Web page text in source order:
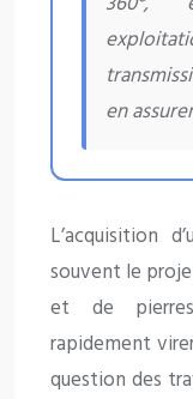
en
L’acquisition
souvent le
et de
rapidement
question des